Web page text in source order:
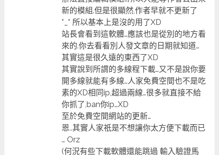
新的模組.但是很顯然,作者早就不更新了
*_* 所以基本上是沒的用了XD
站長會看到這軟體…應該也是從別的地方看
來的.你去看看別人發文章的日期就知道…
其實這是很久遠的東西了XD
其實說到所謂的多線程下載…又不是說你要
開多線就能有多線…人家免費空間也不是吃
素的XD相同ip,超過兩線…很多就直接不給
你抓了,ban你ip…XD
至於免費空間網站的更新…
恩..其實人家祇是不想讓你太方便下載而已
… Orz
(何況有些下載軟體還能跳過 輸入驗證馬